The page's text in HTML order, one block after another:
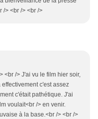
/> <br /> <br />
<br /> J'ai vu le film hier soir,
c'est assez
c'était pathétique. J'ai
voulait<br /> en venir.
à la base.<br /> <br />